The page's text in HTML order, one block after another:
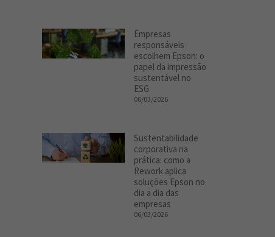
Empresas
responsáveis
escolhem Epson: o
papel da impressão
sustentável no
ESG
06/03/2026
Sustentabilidade
corporativa na
prática: como a
Rework aplica
soluções Epson no
dia a dia das
empresas
06/03/2026